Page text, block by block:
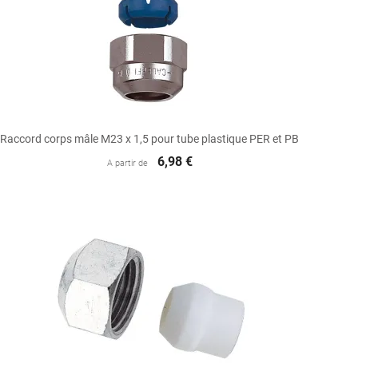
Aperçu rapide
Raccord corps mâle M23 x 1,5 pour tube plastique PER et PB
A partir de 6,98 €